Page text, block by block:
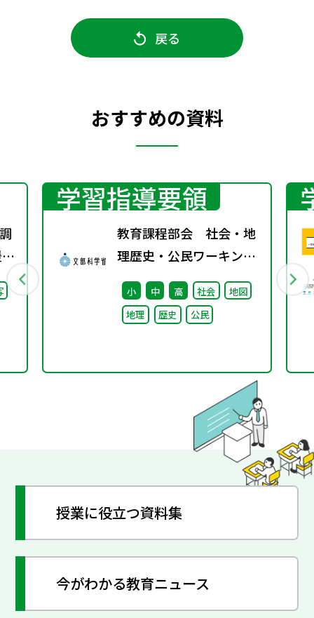
戻る
おすすめの資料
学習指導要領
教育課程部会 社会・地
理歴史・公民ワーキング
（第2回） 配付資料
小 中 高 社会
地図
地理
歴史 公民
授業に役立つ資料集
今がわかる教育ニュース